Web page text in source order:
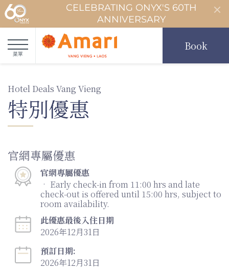
CELEBRATING ONYX'S 60TH
ANNIVERSARY
菜單
Book
Hotel Deals Vang Vieng
特別優惠
官網專屬優惠
官網專屬優惠
• Early check‑in from 11:00 hrs and late
check‑out is offered until 15:00 hrs, subject to
room availability.
此優惠最後入住日期
2026年12月31日
預訂日期:
2026年12月31日